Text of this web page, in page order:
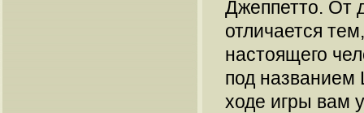
Джеппетто. От
отличается
настоящего
под названием
ходе игры вам